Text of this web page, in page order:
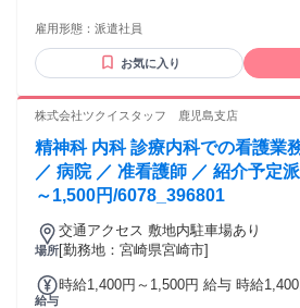
雇用形態： 派遣社員
お気に入り
株式会社ツクイスタッフ 鹿児島支店
精神科 内科 診療内科での看護業
／ 病院 ／ 准看護師 ／ 紹介予定
～1,500円/6078_396801
場所
交通アクセス 敷地内駐車場あり
[勤務地：宮崎県宮崎市]
給与
時給1,400円～1,500円 給与 時給1,400円〜